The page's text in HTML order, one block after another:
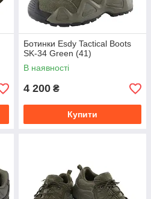
Ботинки Esdy Tactical Boots
SK-34 Green (41)
В наявності
4 200 ₴
Купити